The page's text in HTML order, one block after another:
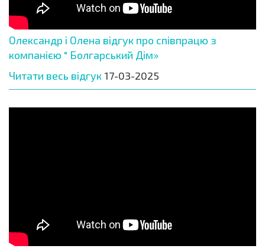
Олександр і Олена відгук про співпрацю з
компанією " Болгарський Дім»
Читати весь відгук 17-03-2025